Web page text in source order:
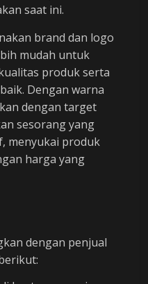
saat ini.
brand dan logo
mudah untuk
produk serta
Dengan warna
dengan target
sesorang yang
menyukai produk
harga yang
dengan penjual